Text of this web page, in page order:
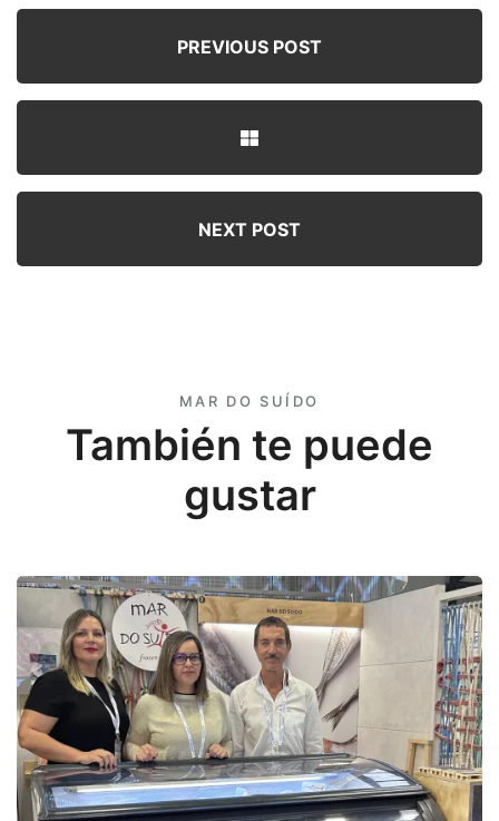
PREVIOUS POST
NEXT POST
MAR DO SUÍDO
También te puede
gustar